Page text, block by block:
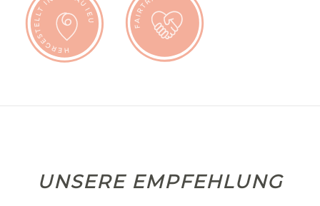
UNSERE EMPFEHLUNG